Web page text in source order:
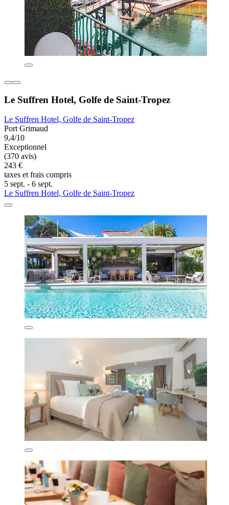
Le Suffren Hotel, Golfe de Saint-Tropez
Le Suffren Hotel, Golfe de Saint-Tropez
Port Grimaud
9,4/10
Exceptionnel
(370 avis)
243 €
taxes et frais compris
5 sept. - 6 sept.
Le Suffren Hotel, Golfe de Saint-Tropez